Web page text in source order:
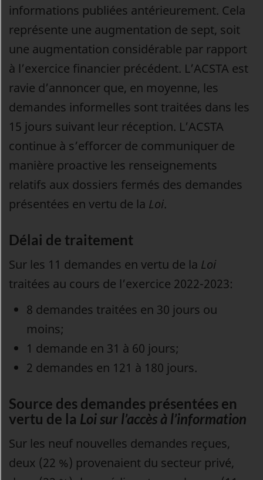
informations publiées antérieurement. Cela
représente une augmentation de sept, soit
une augmentation considérable par rapport
à l’exercice financier précédent. L’ACSTA est
ravie d’annoncer que, en moyenne, les
demandes informelles sont traitées dans les
15 jours suivant leur réception. L’ACSTA
continue à s’efforcer de communiquer de
manière proactive les renseignements
relatifs aux dossiers fermés des demandes
présentées en vertu de la Loi.
Délai de traitement
Sur les 11 demandes en vertu de la Loi
traitées au cours de l’exercice 2022-2023:
8 demandes traitées en 30 jours ou
moins;
1 demande en 31 à 60 jours;
2 demandes en 121 à 180 jours.
Source des demandes présentées en
vertu de la Loi sur l’accès à l’information
Sur les neuf nouvelles demandes reçues,
deux (22 %) provenaient du secteur privé,